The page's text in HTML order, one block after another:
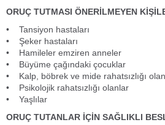
ORUÇ TUTMASI ÖNERİLMEYEN
• Tansiyon hastaları
• Şeker hastaları
• Hamileler emziren anneler
• Büyüme çağındaki çocuklar
• Kalp, böbrek ve mide rahatsızlığı
• Psikolojik rahatsızlığı olanlar
• Yaşlılar
ORUÇ TUTANLAR İÇİN SAĞLIKLI